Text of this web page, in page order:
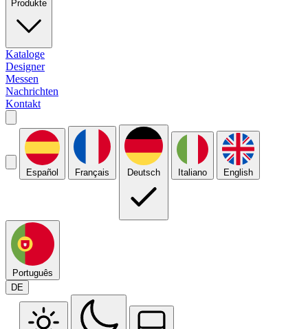
Produkte
Kataloge
Designer
Messen
Nachrichten
Kontakt
Español Français Deutsch Italiano English
Português
DE